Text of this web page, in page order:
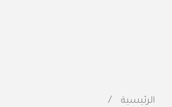
الرئيسية